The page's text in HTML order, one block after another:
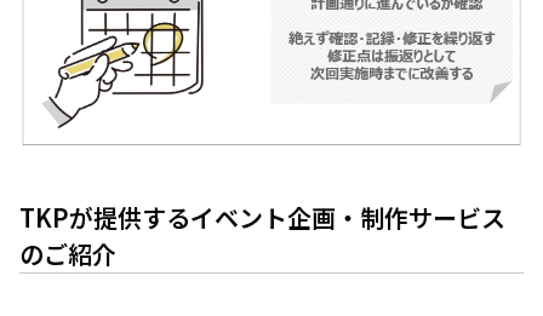
TKPが提供するイベント企画・制作サービス
のご紹介